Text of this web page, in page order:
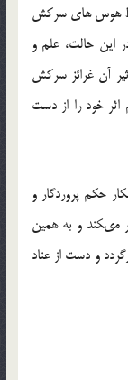
هوس هاى سركش
این حالت، علم و
آن غرائز سركش
خود را از دست
حكم پروردگار و
مى‏كند و به همین
و دست از عناد